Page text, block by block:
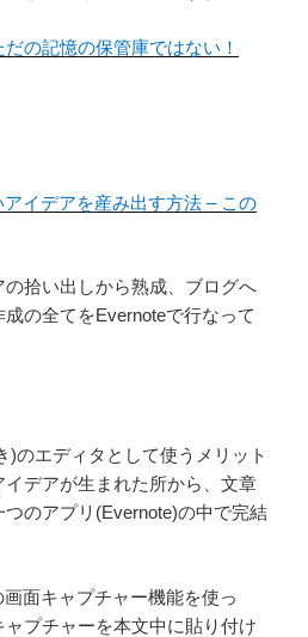
だの記憶の保管庫ではない！
イデアを産み出す方法 – この
拾い出しから熟成、ブログへ
の全てをEvernoteで行なって
)のエディタとして使うメリット
デアが生まれた所から、文章
のアプリ(Evernote)の中で完結
面キャプチャー機能を使っ
プチャーを本文中に貼り付け